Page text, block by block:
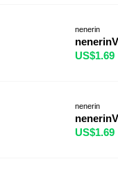
nenerin
US$1.69
nenerin
US$1.69